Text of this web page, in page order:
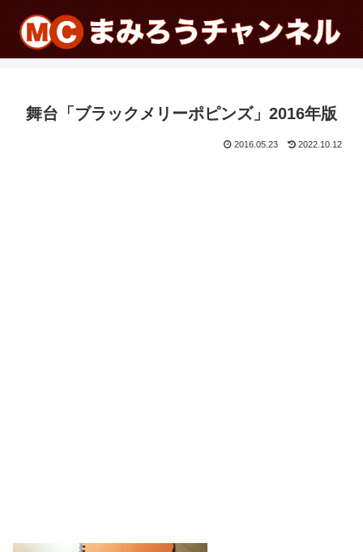
舞台「ブラックメリーポピンズ」2016年版
2016.05.23 2022.10.12